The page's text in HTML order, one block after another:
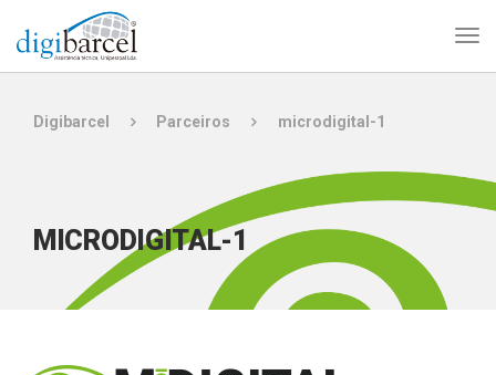
Digibarcel Parceiros microdigital-1
MICRODIGITAL-1